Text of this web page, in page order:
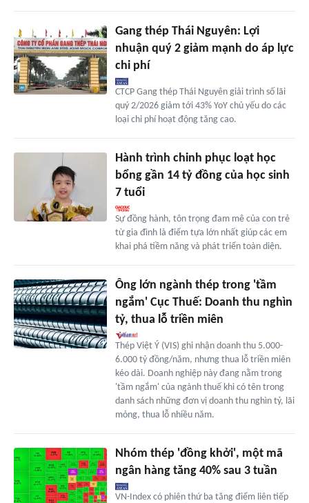
Gang thép Thái Nguyên: Lợi
nhuận quý 2 giảm mạnh do áp lực
chi phí
CTCP Gang thép Thái Nguyên giải trình số lãi
quý 2/2026 giảm tới 43% YoY chủ yếu do các
loại chi phí hoạt động tăng cao.
Hành trình chinh phục loạt học
bổng gần 14 tỷ đồng của học sinh
7 tuổi
Sự đồng hành, tôn trọng đam mê của con trẻ
từ gia đình là điểm tựa lớn nhất giúp các em
khai phá tiềm năng và phát triển toàn diện.
Ông lớn ngành thép trong 'tầm
ngắm' Cục Thuế: Doanh thu nghìn
tỷ, thua lỗ triền miên
Thép Việt Ý (VIS) ghi nhận doanh thu 5.000-
6.000 tỷ đồng/năm, nhưng thua lỗ triền miên
kéo dài. Doanh nghiệp này đang nằm trong
'tầm ngắm' của ngành thuế khi có tên trong
danh sách những đơn vị doanh thu nghìn tỷ, lãi
mỏng, thua lỗ nhiều năm.
Nhóm thép 'đồng khởi', một mã
ngân hàng tăng 40% sau 3 tuần
VN-Index có phiên thứ ba tăng điểm liên tiếp